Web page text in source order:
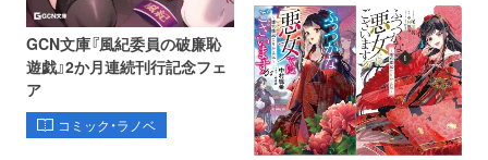
GCN文庫『風紀委員の破廉恥
遊戯』2か月連続刊行記念フェ
ア
コミック・ラノベ